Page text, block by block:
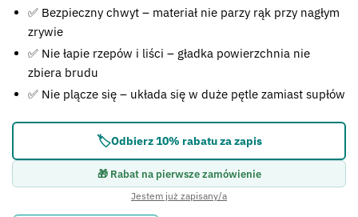
✅ Bezpieczny chwyt – materiał nie parzy rąk przy nagłym
zrywie
✅ Nie łapie rzepów i liści – gładka powierzchnia nie
zbiera brudu
✅ Nie plącze się – układa się w duże pętle zamiast supłów
🏷️Odbierz 10% rabatu za zapis
🎁 Rabat na pierwsze zamówienie
Jestem już zapisany/a